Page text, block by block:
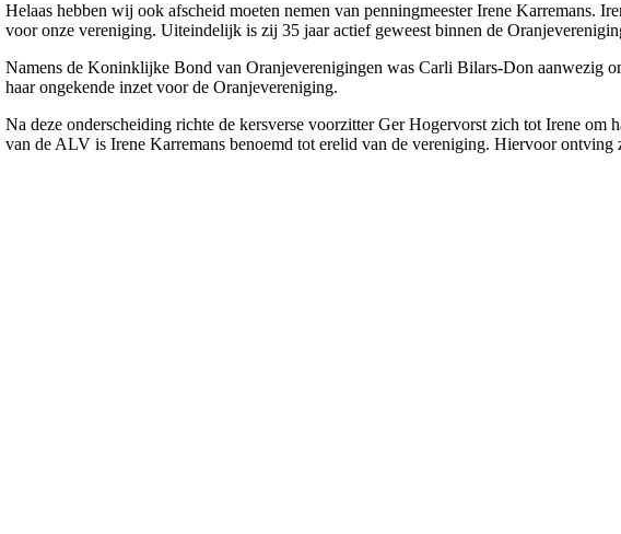
Helaas hebben wij ook afscheid moeten nemen van penningmeester Irene Karremans.
voor onze vereniging. Uiteindelijk is zij 35 jaar actief geweest binnen de
Namens de Koninklijke Bond van Oranjeverenigingen was Carli Bilars-Don aanwezig
haar ongekende inzet voor de Oranjevereniging.
Na deze onderscheiding richte de kersverse voorzitter Ger Hogervorst zich tot Irene om
van de ALV is Irene Karremans benoemd tot erelid van de vereniging. Hiervoor ontving